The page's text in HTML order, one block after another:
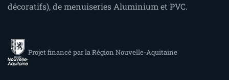
décoratifs), de menuiseries Aluminium et PVC.
Projet financé par la Région Nouvelle-Aquitaine